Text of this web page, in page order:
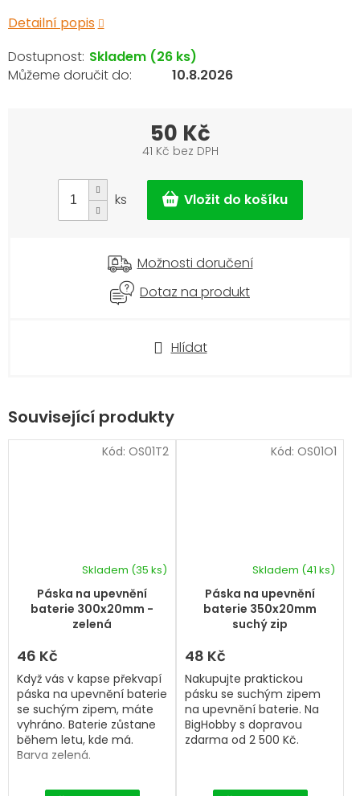
Detailní popis
Hlídat
Skladem (26 ks)
10.8.2026
50 Kč
41 Kč bez DPH
cena:
ks
Možnosti doručení
Dotaz na produkt
Související produkty
Páska na upevnění
baterie 300x20mm -
zelená
Skladem (35 ks)
46 Kč
Když vás v kapse překvapí
páska na upevnění baterie
se suchým zipem, máte
vyhráno. Baterie zůstane
během letu, kde má.
Barva zelená.
Kód: OS01T2
Páska na upevnění
baterie 350x20mm
suchý zip
Skladem (41 ks)
48 Kč
Nakupujte praktickou
pásku se suchým zipem
na upevnění baterie. Na
BigHobby s dopravou
zdarma od 2 500 Kč.
Kód: OS01O1